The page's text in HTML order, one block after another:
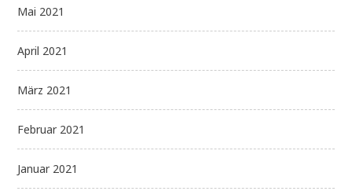
Mai 2021
April 2021
März 2021
Februar 2021
Januar 2021